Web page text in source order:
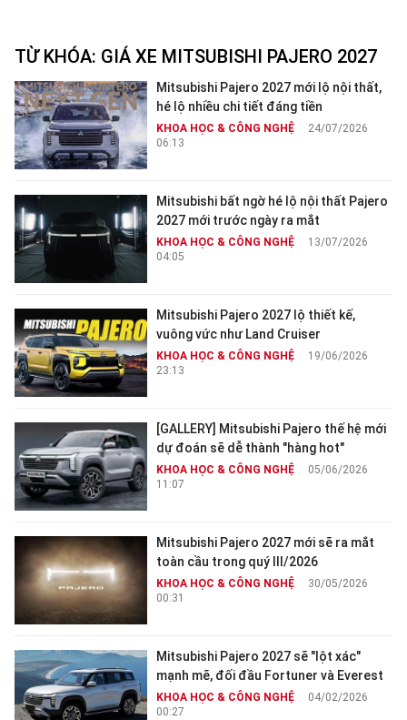
TỪ KHÓA: GIÁ XE MITSUBISHI PAJERO 2027
Mitsubishi Pajero 2027 mới lộ nội thất,
hé lộ nhiều chi tiết đáng tiền
KHOA HỌC & CÔNG NGHỆ
24/07/2026
06:13
Mitsubishi bất ngờ hé lộ nội thất Pajero
2027 mới trước ngày ra mắt
KHOA HỌC & CÔNG NGHỆ
13/07/2026
04:05
Mitsubishi Pajero 2027 lộ thiết kế,
vuông vức như Land Cruiser
KHOA HỌC & CÔNG NGHỆ
19/06/2026
23:13
[GALLERY] Mitsubishi Pajero thế hệ mới
dự đoán sẽ dễ thành "hàng hot"
KHOA HỌC & CÔNG NGHỆ
05/06/2026
11:07
Mitsubishi Pajero 2027 mới sẽ ra mắt
toàn cầu trong quý III/2026
KHOA HỌC & CÔNG NGHỆ
30/05/2026
00:31
Mitsubishi Pajero 2027 sẽ "lột xác"
mạnh mẽ, đối đầu Fortuner và Everest
KHOA HỌC & CÔNG NGHỆ
04/02/2026
00:27